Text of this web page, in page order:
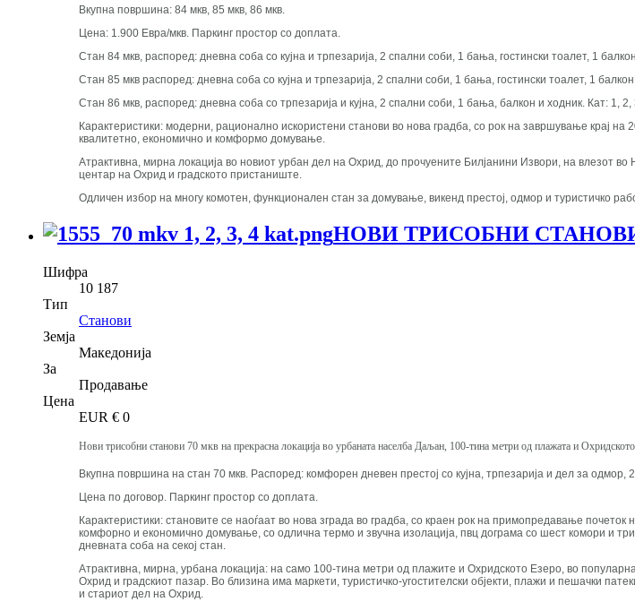
Вкупна површина: 84 мкв, 85 мкв, 86 мкв.
Цена: 1.900 Евра/мкв. Паркинг простор со доплата.
Стан 84 мкв, распоред: дневна соба со кујна и трпезарија, 2 спални соби, 1 бања, гостински тоалет, 1
Стан 85 мкв распоред: дневна соба со кујна и трпезарија, 2 спални соби, 1 бања, гостински тоалет, 1
Стан 86 мкв, распоред: дневна соба со трпезарија и кујна, 2 спални соби, 1 бања, балкон и ходник. Кат: 1, 2,
Карактеристики: модерни, рационално искористени станови во нова градба, со рок на завршување крај
квалитетно, економично и комформо домување.
Атрактивна, мирна локација во новиот урбан дел на Охрид, до прочуените Билјанини Извори, на влезот
центар на Охрид и градското пристаниште.
Одличен избор на многу комотен, функционален стан за домување, викенд престој, одмор и туристичко
НОВИ ТРИСОБНИ
Шифра
10 187
Тип
Станови
Земја
Македонија
За
Продавање
Цена
EUR € 0
Нови трисобни станови 70 мкв на прекрасна локација во урбаната населба Даљан, 100-тина метри од плажата и
Вкупна површина на стан 70 мкв. Распоред: комфорен дневен престој со кујна, трпезарија и дел за
Цена по договор. Паркинг простор со доплата.
Карактеристики: становите се наоѓаат во нова зграда во градба, со краен рок на примопредавање
комфорно и економично домување, со одлична термо и звучна изолација, пвц дограма со шест комори и
дневната соба на секој стан.
Атрактивна, мирна, урбана локација: на само 100-тина метри од плажите и Охридското Езеро, во
Охрид и градскиот пазар. Во близина има маркети, туристичко-угостителски објекти, плажи и пешачки
и стариот дел на Охрид.